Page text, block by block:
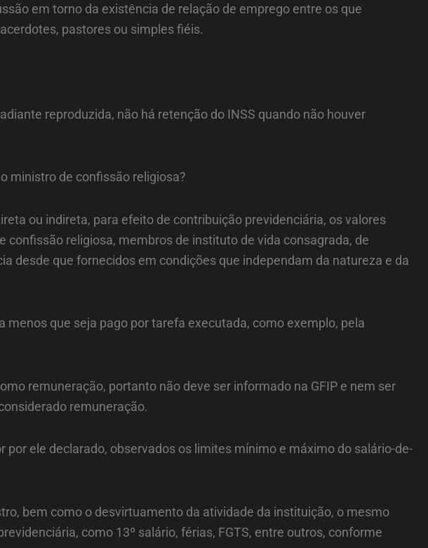
em torno da existência de relação de emprego entre os que
pastores ou simples fiéis.
reproduzida, não há retenção do INSS quando não houver
ministro de confissão religiosa?
ou indireta, para efeito de contribuição previdenciária, os valores
religiosa, membros de instituto de vida consagrada, de
desde que fornecidos em condições que independam da natureza e da
que seja pago por tarefa executada, como exemplo, pela
remuneração, portanto não deve ser informado na GFIP e nem ser
remuneração.
ele declarado, observados os limites mínimo e máximo do salário-de-
bem como o desvirtuamento da atividade da instituição, o mesmo
como 13º salário, férias, FGTS, entre outros, conforme